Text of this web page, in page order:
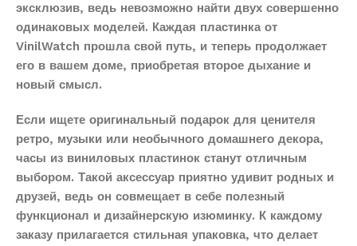
эксклюзив, ведь невозможно найти двух совершенно
одинаковых моделей. Каждая пластинка от
VinilWatch прошла свой путь, и теперь продолжает
его в вашем доме, приобретая второе дыхание и
новый смысл.
Если ищете оригинальный подарок для ценителя
ретро, музыки или необычного домашнего декора,
часы из виниловых пластинок станут отличным
выбором. Такой аксессуар приятно удивит родных и
друзей, ведь он совмещает в себе полезный
функционал и дизайнерскую изюминку. К каждому
заказу прилагается стильная упаковка, что делает